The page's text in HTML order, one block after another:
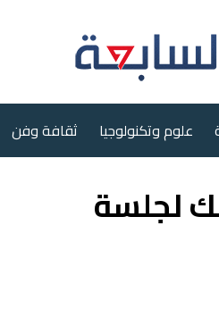
علوم وتكنولوجيا ثقافة وفن
لجلسة